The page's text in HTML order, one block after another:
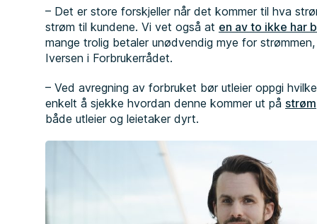
– Det er store forskjeller når det kommer til hva
strøm til kundene. Vi vet også at en av to ikke har
mange trolig betaler unødvendig mye for
Iversen i Forbrukerrådet.
– Ved avregning av forbruket bør utleier oppgi
enkelt å sjekke hvordan denne kommer ut på
både utleier og leietaker dyrt.